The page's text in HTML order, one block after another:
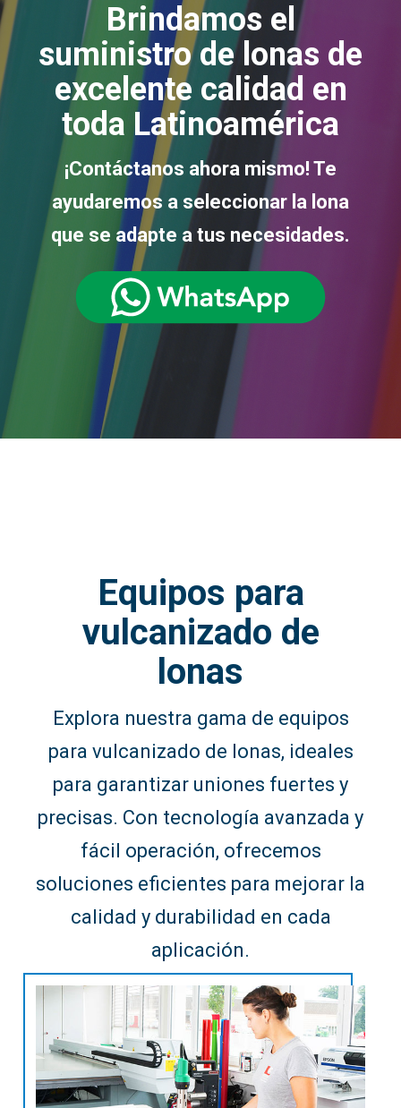
Brindamos el
suministro de lonas de
excelente calidad en
toda Latinoamérica
¡Contáctanos ahora mismo! Te
ayudaremos a seleccionar la lona
que se adapte a tus necesidades.
Equipos para
vulcanizado de
lonas
Explora nuestra gama de equipos
para vulcanizado de lonas, ideales
para garantizar uniones fuertes y
precisas. Con tecnología avanzada y
fácil operación, ofrecemos
soluciones eficientes para mejorar la
calidad y durabilidad en cada
aplicación.